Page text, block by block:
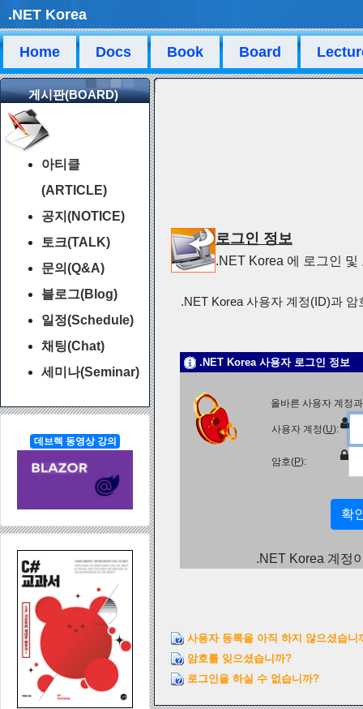
.NET Korea
Home Docs Book Board
게시판(BOARD)
아티클
(ARTICLE)
공지(NOTICE)
토크(TALK)
문의(Q&A)
블로그(Blog)
일정(Schedule)
채팅(Chat)
세미나(Seminar)
데브렉 동영상 강의
로그인 정보
.NET Korea 에 로그인
.NET Korea 사용자 계정(ID)과
.NET Korea 사용자 로그인 정보
올바른 사용자 계정
사용자 계정(U):
암호(P):
.NET Korea 계정
사용자 등록을 아직 하지 않으셨습니
암호를 잊으셨습니까?
로그인을 하실 수 없습니까?